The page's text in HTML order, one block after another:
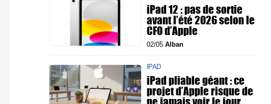
iPad 12 : pas de sortie
avant l’été 2026 selon le
CFO d’Apple
02/05 Alban
IPAD
iPad pliable géant : ce
projet d’Apple risque de